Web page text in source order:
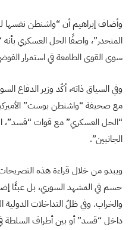
وأضاف إبراهيم أن “واشنطن نفسها
المنحدر”، واصفًا الحل العسكري
سوى القوى الطامعة في استمرار
وفي السياق ذاته، أكّد وزير الدفاع
مع صحيفة “واشنطن بوست”
“الحل العسكري” مع قوات “قسد”،
الجانبين”.
ويبدو من خلال قراءة هذه
حسم في المشهد السوري، بل عبئًا
والخراب. وفي ظلّ التداخلات الدولية
داخل “قسد” أو بين أطراف السلطة